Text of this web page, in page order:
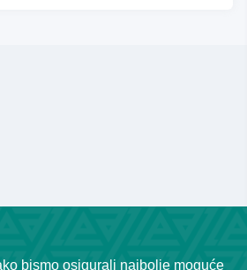
bismo osigurali najbolje moguće